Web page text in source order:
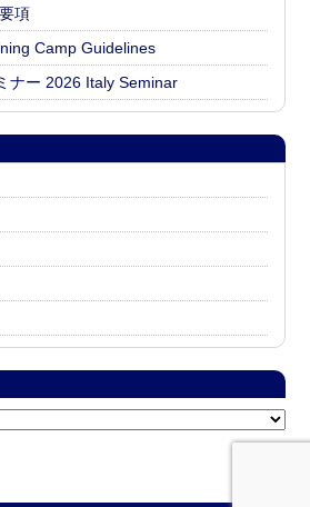
要項
Camp Guidelines
ナー 2026 Italy Seminar